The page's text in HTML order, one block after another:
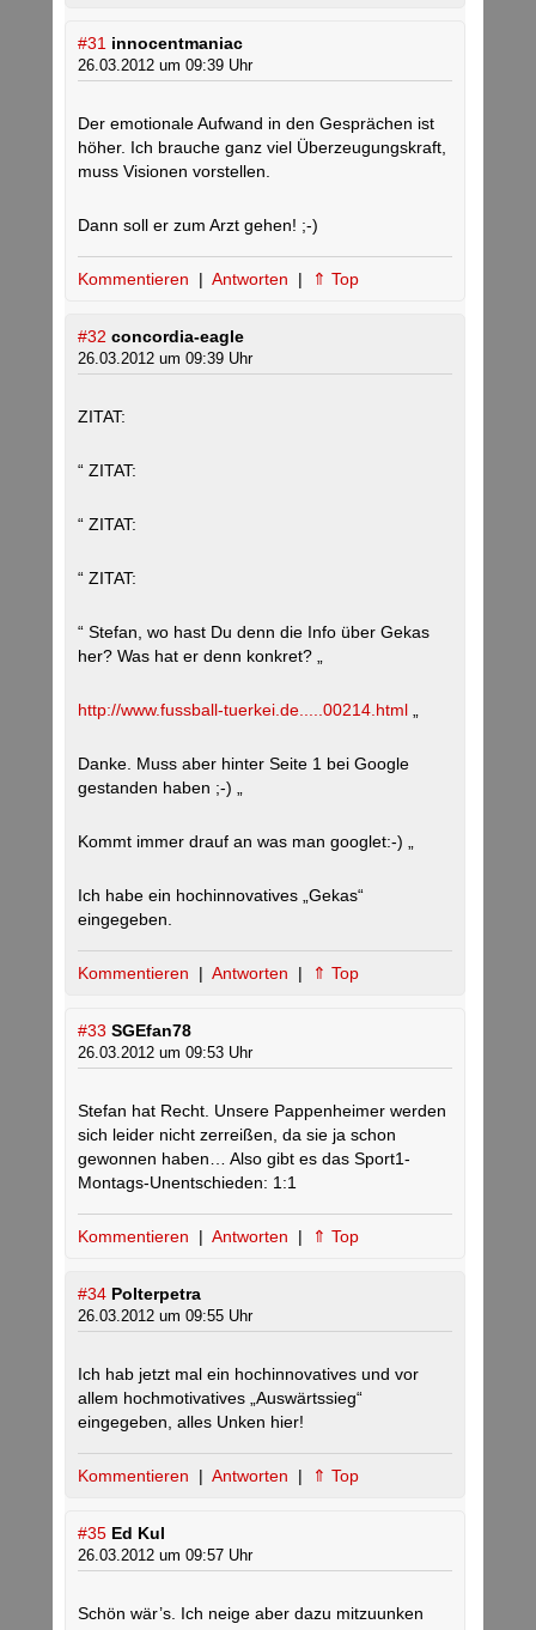
#31 innocentmaniac
26.03.2012 um 09:39 Uhr
Der emotionale Aufwand in den Gesprächen ist
höher. Ich brauche ganz viel Überzeugungskraft,
muss Visionen vorstellen.
Dann soll er zum Arzt gehen! ;-)
Kommentieren | Antworten | ⇑ Top
#32 concordia-eagle
26.03.2012 um 09:39 Uhr
ZITAT:
“ ZITAT:
“ ZITAT:
“ ZITAT:
“ Stefan, wo hast Du denn die Info über Gekas
her? Was hat er denn konkret? „
http://www.fussball-tuerkei.de.....00214.html
Danke. Muss aber hinter Seite 1 bei Google
gestanden haben ;-) „
Kommt immer drauf an was man googlet:-) „
Ich habe ein hochinnovatives „Gekas“
eingegeben.
Kommentieren | Antworten | ⇑ Top
#33 SGEfan78
26.03.2012 um 09:53 Uhr
Stefan hat Recht. Unsere Pappenheimer werden
sich leider nicht zerreißen, da sie ja schon
gewonnen haben… Also gibt es das Sport1-
Montags-Unentschieden: 1:1
Kommentieren | Antworten | ⇑ Top
#34 Polterpetra
26.03.2012 um 09:55 Uhr
Ich hab jetzt mal ein hochinnovatives und vor
allem hochmotivatives „Auswärtssieg“
eingegeben, alles Unken hier!
Kommentieren | Antworten | ⇑ Top
#35 Ed Kul
26.03.2012 um 09:57 Uhr
Schön wär’s. Ich neige aber dazu mitzuunken